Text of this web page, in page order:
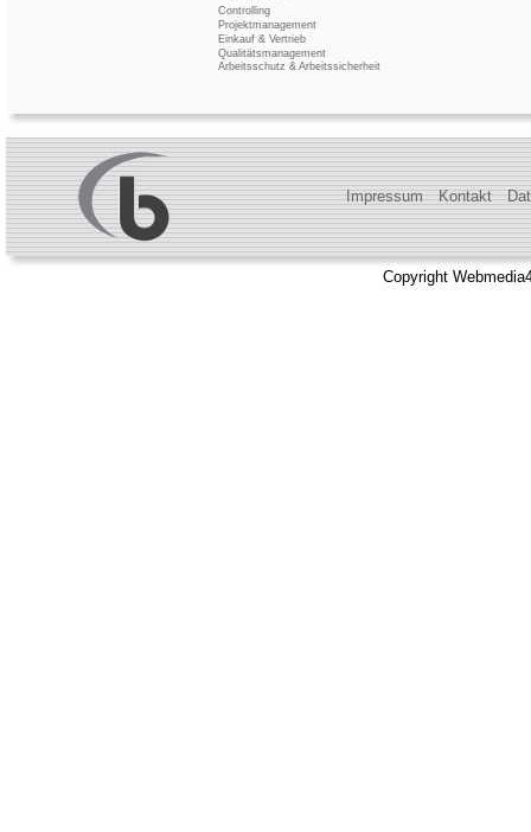
Controlling
Projektmanagement
Einkauf & Vertrieb
Qualitätsmanagement
Arbeitsschutz & Arbeitssicherheit
Impressum Kontakt
Copyright